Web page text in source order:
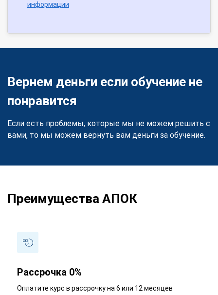
информации
Вернем деньги если обучение не
понравится
Если есть проблемы, которые мы не можем решить с
вами, то мы можем вернуть вам деньги за обучение.
Преимущества АПОК
Рассрочка 0%
Оплатите курс в рассрочку на 6 или 12 месяцев